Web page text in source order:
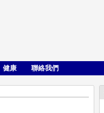
健康 聯絡我們